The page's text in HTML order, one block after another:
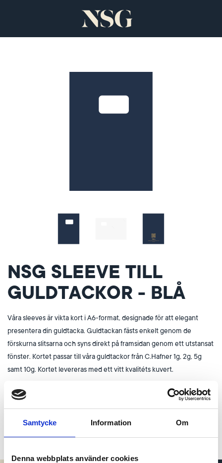
Samtycke Information Om
Denna webbplats använder cookies
NSG SLEEVE TILL
GULDTACKOR - BLÅ
Våra sleeves är vikta kort i A6-format, designade för att elegant
presentera din guldtacka. Guldtackan fästs enkelt genom de
förskurna slitsarna och syns direkt på framsidan genom ett utstansat
fönster. Kortet passar till våra guldtackor från C.Hafner 1g, 2g, 5g
samt 10g. Kortet levereras med ett vitt kvalitéts kuvert.
60 kr
Lägg i kundvagn